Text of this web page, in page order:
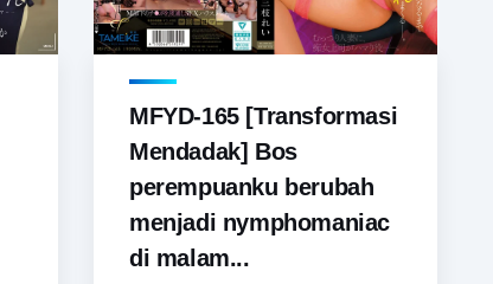
MFYD-165 [Transformasi
Mendadak] Bos
perempuanku berubah
menjadi nymphomaniac
di malam...